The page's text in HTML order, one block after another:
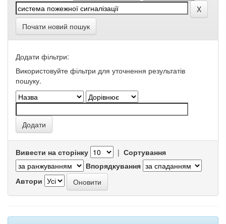
Почати новий пошук
Додати фільтри:
Використовуйте фільтри для уточнення результатів
пошуку.
Вивести на сторінку | Сортування
Впорядкування
Автори